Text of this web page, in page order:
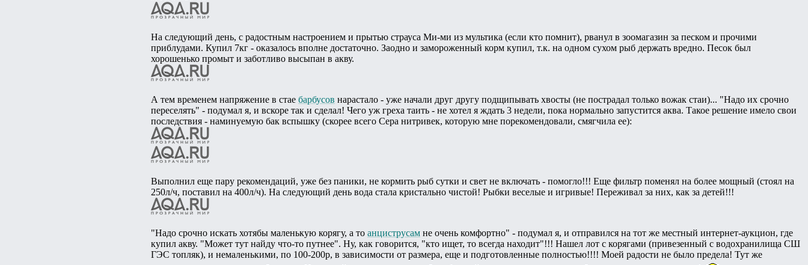
На следующий день, с радостным настроением и прытью страуса Ми-ми из мультика (если кто помнит), рванул в зоомагазин за песком и прочими
приблудами. Купил 7кг - оказалось вполне достаточно. Заодно и замороженный корм купил, т.к. на одном сухом рыб держать вредно. Песок был
хорошенько промыт и заботливо высыпан в акву.
А тем временем напряжение в стае барбусов нарастало - уже начали друг другу подщипывать хвосты (не пострадал только вожак стаи)... "Надо их срочно
переселять" - подумал я, и вскоре так и сделал! Чего уж греха таить - не хотел я ждать 3 недели, пока нормально запустится аква. Такое решение имело свои
последствия - наминуемую бак вспышку (скорее всего Сера нитривек, которую мне порекомендовали, смягчила ее):
Выполнил еще пару рекомендаций, уже без паники, не кормить рыб сутки и свет не включать - помогло!!! Еще фильтр поменял на более мощный (стоял на
250л/ч, поставил на 400л/ч). На следующий день вода стала кристально чистой! Рыбки веселые и игривые! Переживал за них, как за детей!!!
"Надо срочно искать хотябы маленькую корягу, а то анциструсам не очень комфортно" - подумал я, и отправился на тот же местный интернет-аукцион, где
купил акву. "Может тут найду что-то путнее". Ну, как говорится, "кто ищет, то всегда находит"!!! Нашел лот с корягами (привезенный с водохранилища СШ
ГЭС топляк), и немаленькими, по 100-200р, в зависимости от размера, еще и подготовленные полностью!!!! Моей радости не было предела! Тут же